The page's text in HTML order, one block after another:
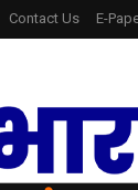
Contact Us E-